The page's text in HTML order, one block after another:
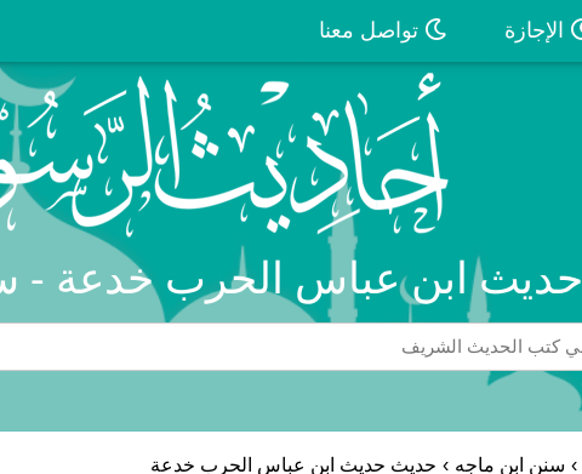
الإجازة تواصل معنا
حديث ابن عباس الحرب خدعة -
› سنن ابن ماجه › حديث حديث ابن عباس الحرب خدعة